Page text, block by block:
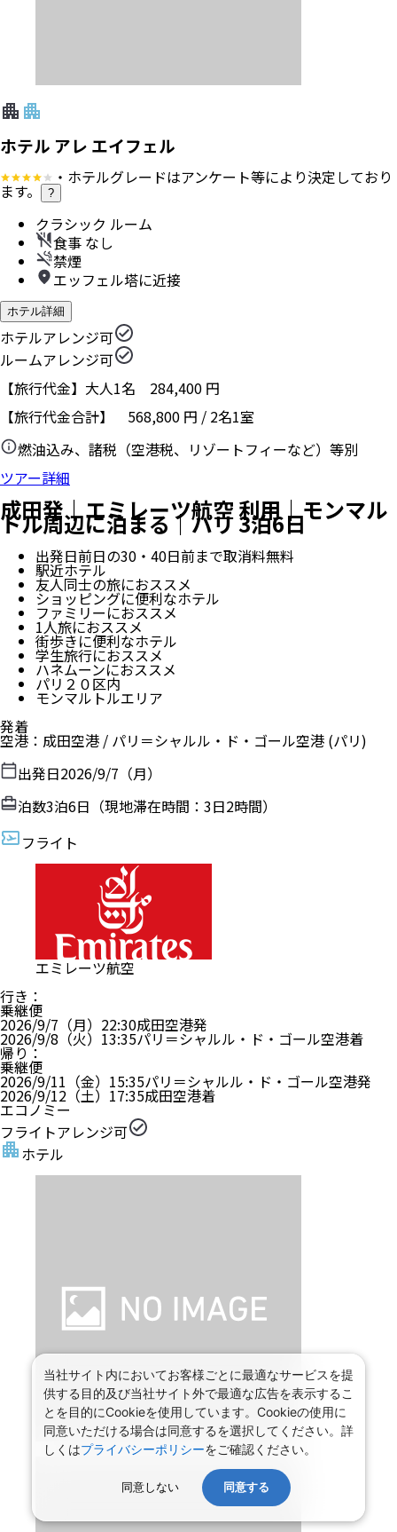
ホテル アレ エイフェル
・ホテルグレードはアンケート等により決定しており
ます。 ?
クラシック ルーム
食事 なし
禁煙
エッフェル塔に近接
ホテル詳細
ホテルアレンジ可
ルームアレンジ可
【旅行代金】大人1名 284,400 円
【旅行代金合計】 568,800 円 / 2名1室
燃油込み、諸税（空港税、リゾートフィーなど）等別
ツアー詳細
成田発｜エミレーツ航空 利用｜モンマル
トル周辺に泊まる｜パリ 3泊6日
出発日前日の30・40日前まで取消料無料
駅近ホテル
友人同士の旅におススメ
ショッピングに便利なホテル
ファミリーにおススメ
1人旅におススメ
街歩きに便利なホテル
学生旅行におススメ
ハネムーンにおススメ
パリ２０区内
モンマルトルエリア
発着
空港 ： 成田空港 / パリ＝シャルル・ド・ゴール空港 (パリ)
出発日2026/9/7（月）
泊数3泊6日（現地滞在時間： 3日2時間）
フライト
エミレーツ航空
行き ：
乗継便
2026/9/7（月） 22:30成田空港発
2026/9/8（火） 13:35パリ＝シャルル・ド・ゴール空港着
帰り ：
乗継便
2026/9/11（金） 15:35パリ＝シャルル・ド・ゴール空港発
2026/9/12（土） 17:35成田空港着
エコノミー
フライトアレンジ可
ホテル
当社サイト内においてお客様ごとに最適なサービスを提
供する目的及び当社サイト外で最適な広告を表示するこ
とを目的にCookieを使用しています。Cookieの使用に
同意いただける場合は同意するを選択してください。詳
しくはプライバシーポリシーをご確認ください。
同意しない 同意する